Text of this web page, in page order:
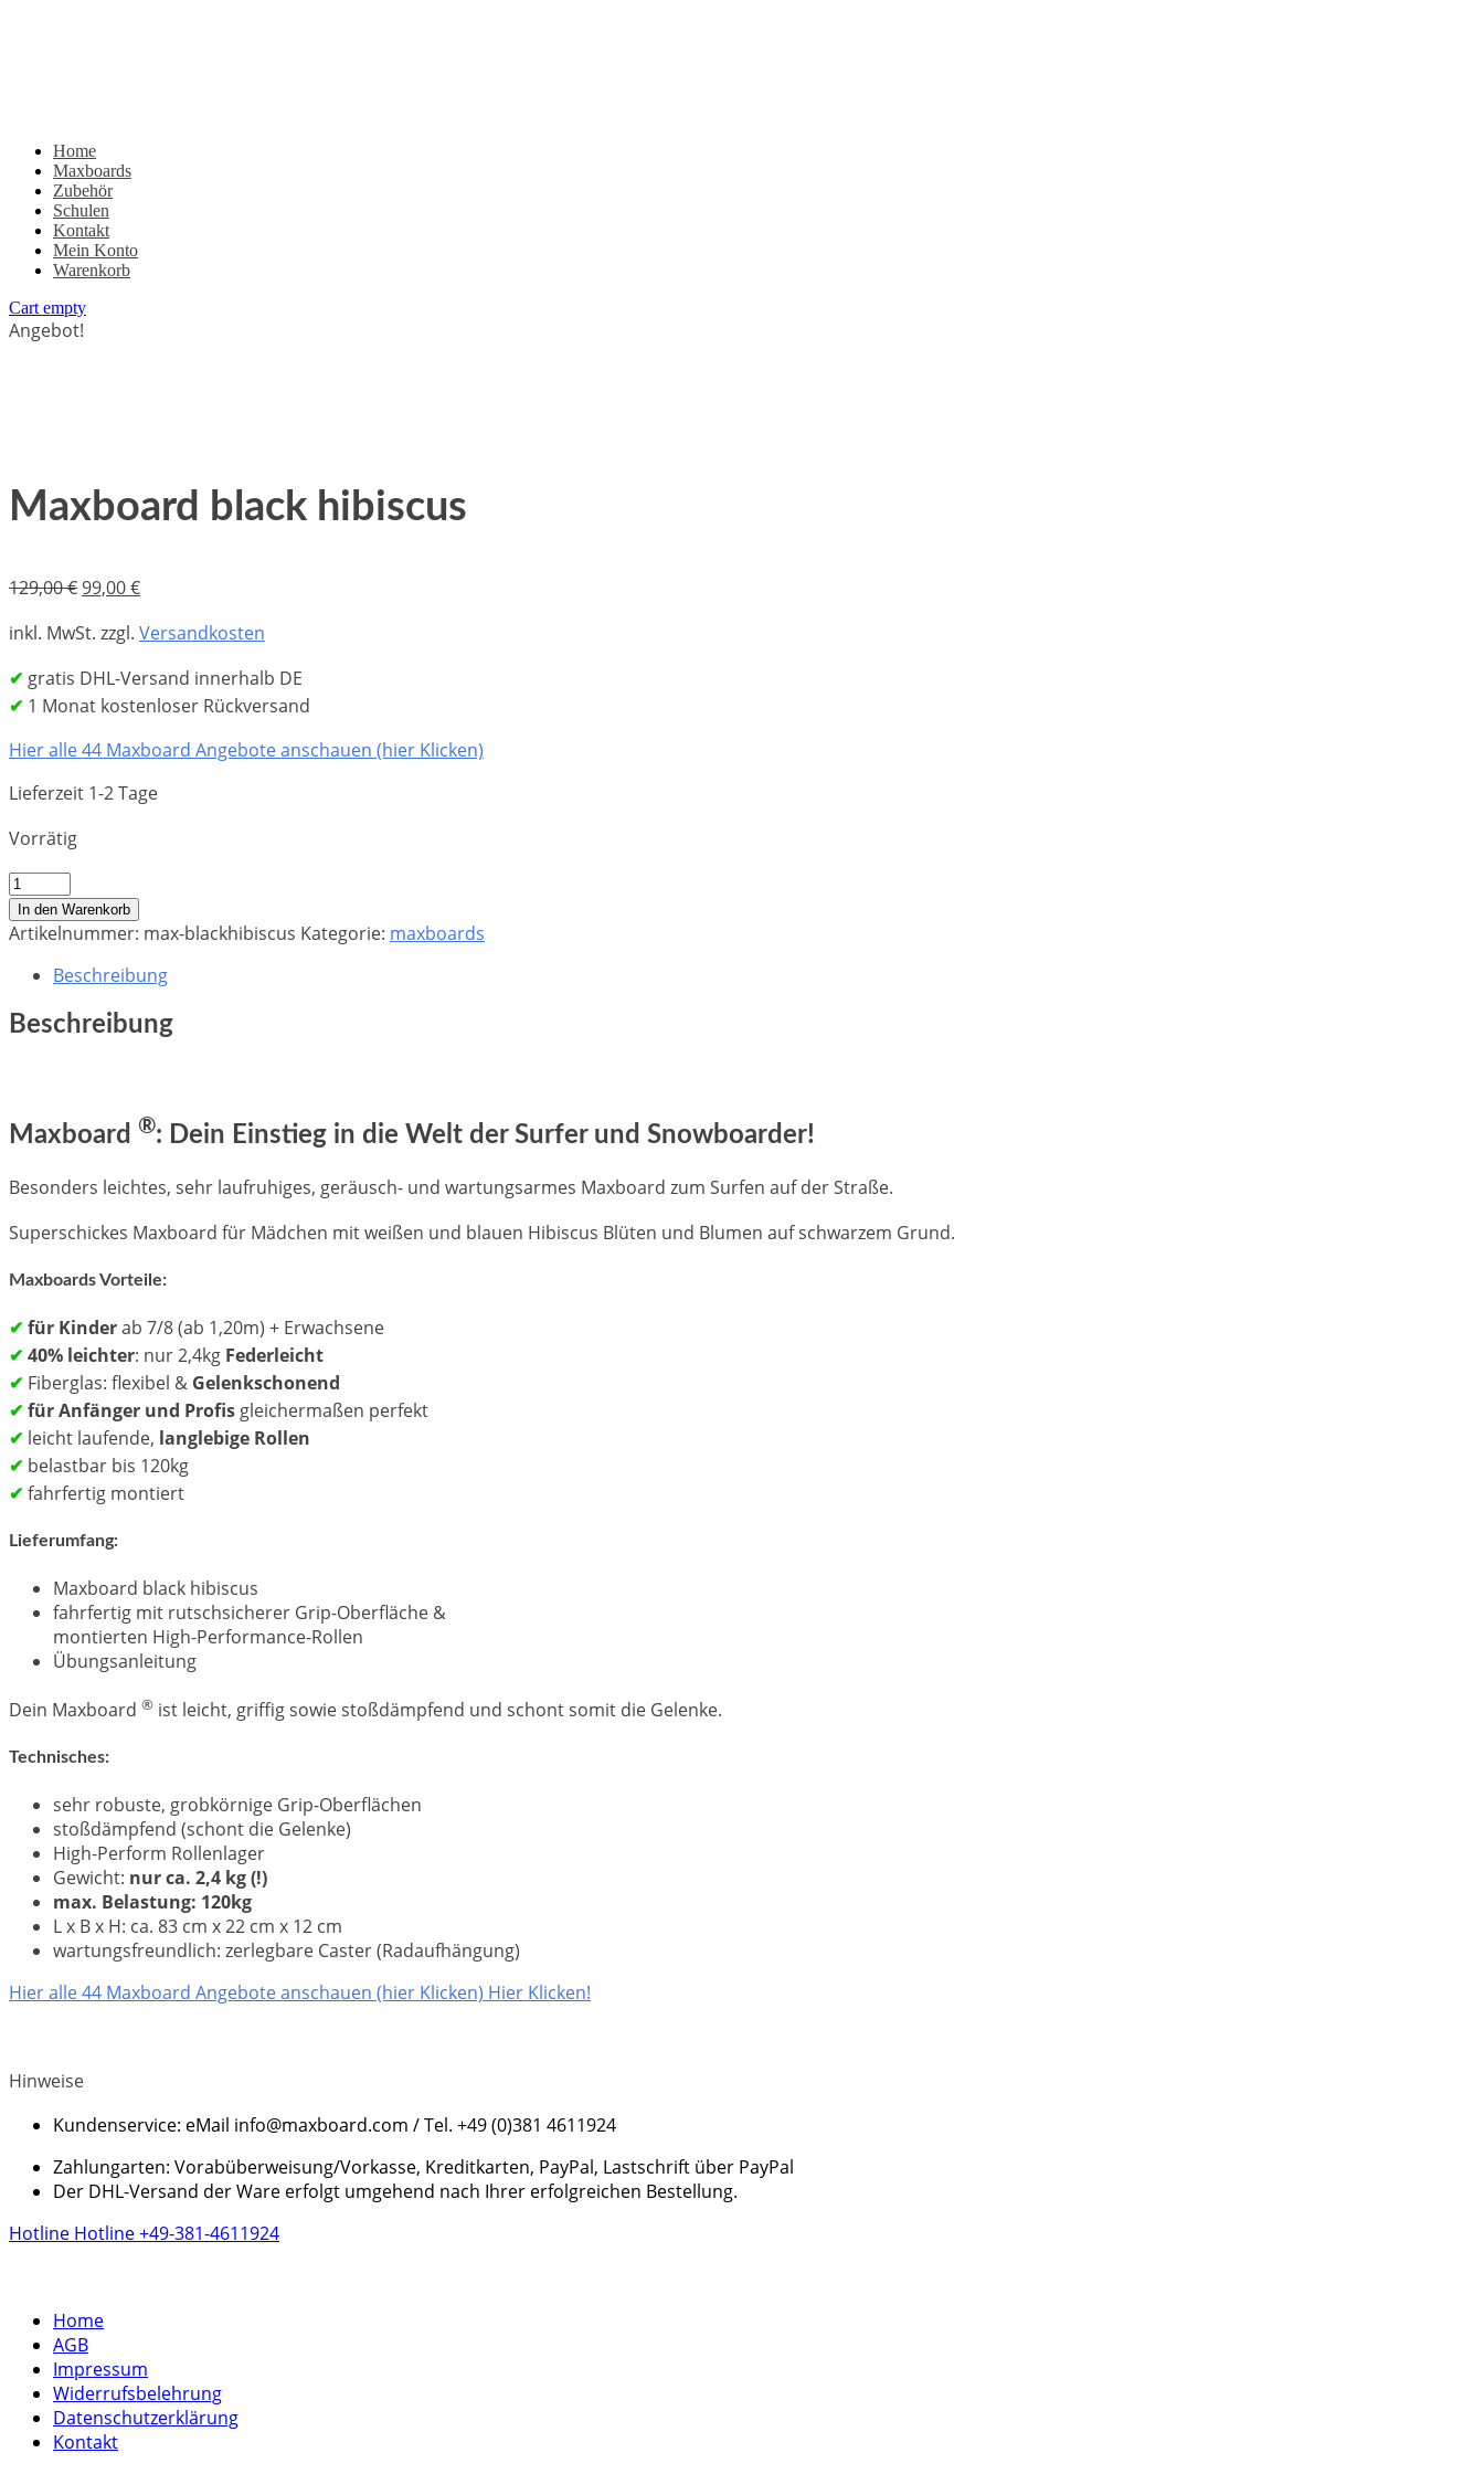
Home
Maxboards
Zubehör
Schulen
Kontakt
Mein Konto
Warenkorb
Cart empty
Angebot!
Maxboard black hibiscus
129,00€Ursprünglicher
war:
129,00 €
99,00€Aktueller
ist:
99,00 €.
inkl. MwSt. zzgl. Versandkosten
✔ gratis DHL-Versand innerhalb DE
✔ 1 Monat kostenloser Rückversand
Hier alle 44 Maxboard Angebote anschauen (hier Klicken)
Lieferzeit 1-2 Tage
Vorrätig
Maxboard
black
hibiscus
In den Warenkorb
Artikelnummer: max-blackhibiscus Kategorie: maxboards
Beschreibung
Beschreibung
Maxboard ®: Dein Einstieg in die Welt der Surfer und Snowboarder!
Besonders leichtes, sehr laufruhiges, geräusch- und wartungsarmes Maxboard zum Surfen auf der Straße.
Superschickes Maxboard für Mädchen mit weißen und blauen Hibiscus Blüten und Blumen auf schwarzem Grund.
Maxboards Vorteile:
✔ für Kinderab 7/8 (ab 1,20m) + Erwachsene
✔ 40% leichter: nur 2,4kg Federleicht
✔ Fiberglas: flexibel & Gelenkschonend
✔ für Anfänger und Profis gleichermaßen perfekt
✔ leicht laufende, langlebige Rollen
✔ belastbar bis 120kg
✔ fahrfertig montiert
Lieferumfang:
Maxboard black hibiscus
fahrfertig mit rutschsicherer Grip-Oberfläche &
montierten High-Performance-Rollen
Übungsanleitung
Dein Maxboard ® ist leicht, griffig sowie stoßdämpfend und schont somit die Gelenke.
Technisches:
sehr robuste, grobkörnige Grip-Oberflächen
stoßdämpfend (schont die Gelenke)
High-Perform Rollenlager
Gewicht: nur ca. 2,4 kg (!)
max. Belastung: 120kg
L x B x H: ca. 83 cm x 22 cm x 12 cm
wartungsfreundlich: zerlegbare Caster (Radaufhängung)
Hier alle 44 Maxboard Angebote anschauen (hier Klicken) Hier Klicken!
Hinweise
Kundenservice: eMail info@maxboard.com / Tel. +49 (0)381 4611924
Zahlungarten: Vorabüberweisung/Vorkasse, Kreditkarten, PayPal, Lastschrift über PayPal
Der DHL-Versand der Ware erfolgt umgehend nach Ihrer erfolgreichen Bestellung.
Hotline Hotline+49-381-4611924
Home
AGB
Impressum
Widerrufsbelehrung
Datenschutzerklärung
Kontakt